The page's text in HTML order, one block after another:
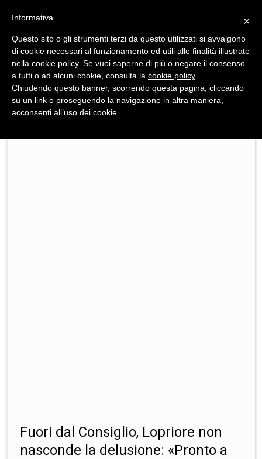
Quotidiano d'informazione distribuito in Molise con
Fuori dal Consiglio, Lopriore non
nasconde la delusione: «Pronto a
×
Informativa
Questo sito o gli strumenti terzi da questo utilizzati si avvalgono
di cookie necessari al funzionamento ed utili alle finalità illustrate
nella cookie policy. Se vuoi saperne di più o negare il consenso
a tutti o ad alcuni cookie, consulta la cookie policy.
Chiudendo questo banner, scorrendo questa pagina, cliccando
su un link o proseguendo la navigazione in altra maniera,
acconsenti all’uso dei cookie.